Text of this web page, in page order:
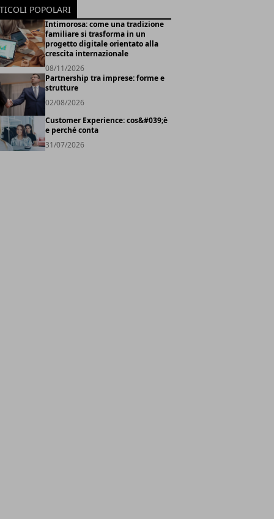
POPOLARI
Intimorosa: come una tradizione
familiare si trasforma in un
progetto digitale orientato alla
crescita internazionale
08/11/2026
Partnership tra imprese: forme e
strutture
02/08/2026
Customer Experience: cos&#039;è
e perché conta
31/07/2026